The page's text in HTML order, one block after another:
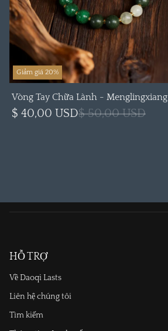
Giảm giá 20%
Vòng Tay Chữa Lành - Menglingxiang
$ 40,00 USD$ 50,00 USD
HỖ TRỢ
Về Daoqi Lasts
Liên hệ chúng tôi
Tìm kiếm